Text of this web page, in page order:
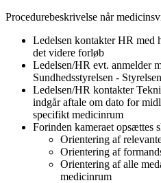
Procedurebeskrivelse når
Ledelsen kontakter HR med
det videre forløb
Ledelsen/HR evt. anmelder
Sundhedsstyrelsen -
Ledelsen/HR kontakter
indgår aftale om dato for
specifikt medicinrum
Forinden kameraet opsættes
Orientering af
Orientering af
Orientering af alle
medicinrum